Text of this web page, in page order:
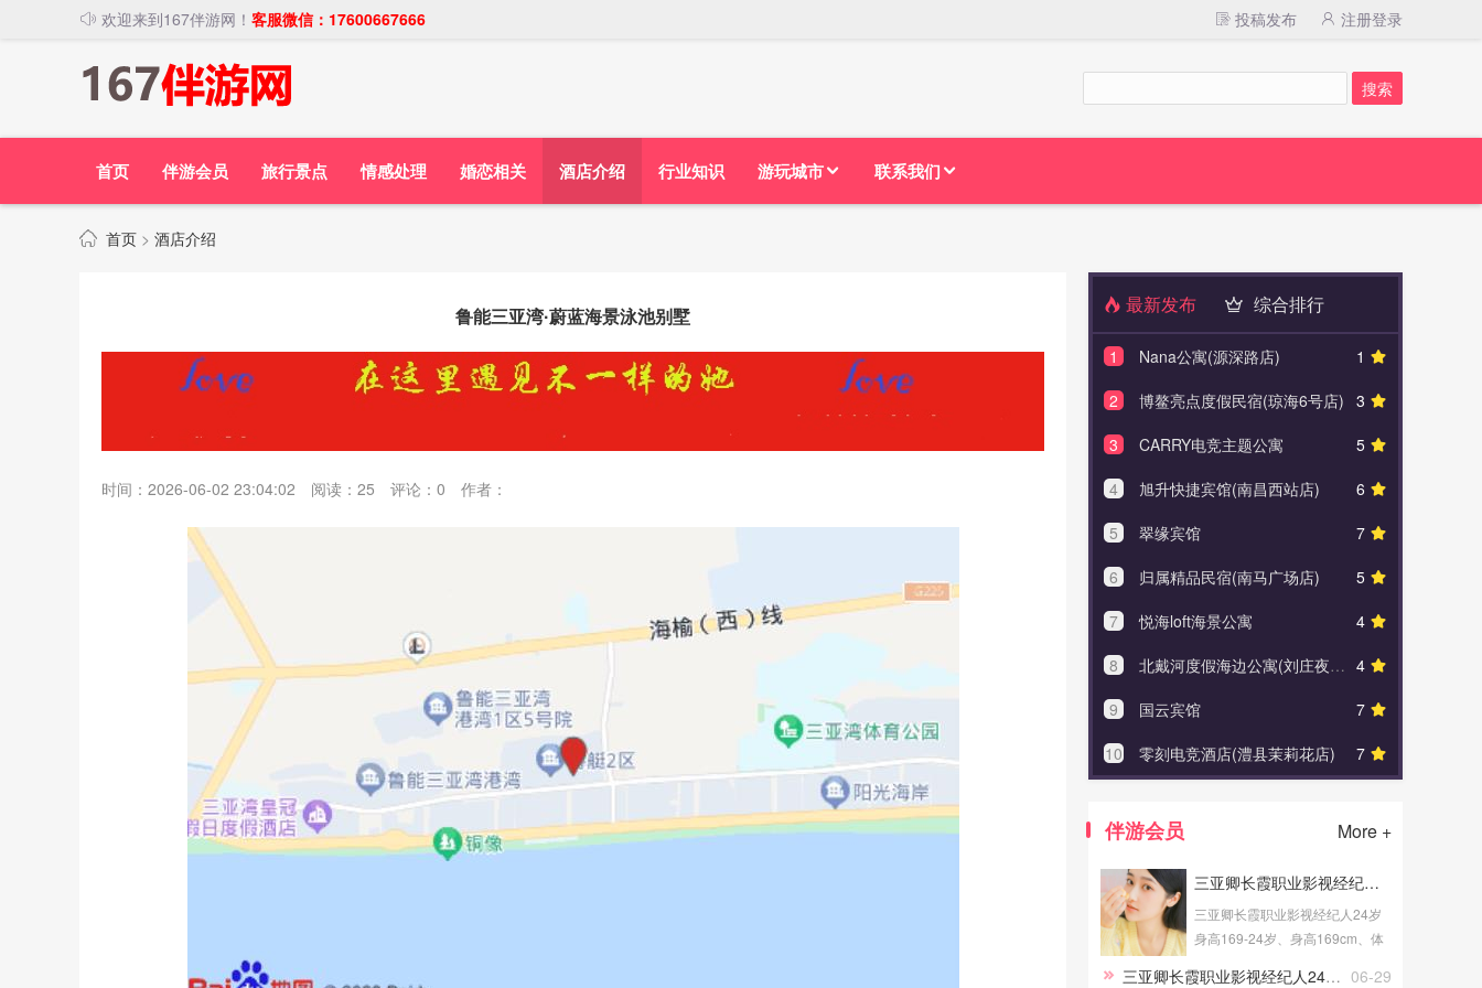
欢迎来到167伴游网！ 客服微信：17600667666 投稿发布 注册登录
首页 伴游会员 旅行景点 情感处理 婚恋相关 酒店介绍 行业知识 游玩城市 联系我们
首页 > 酒店介绍
鲁能三亚湾·蔚蓝海景泳池别墅
时间：2026-06-02 23:04:02 阅读： 25 评论： 0 作者：
最新发布 综合排行
1
1
Nana公寓(源深路店)
3
2
博鳌亮点度假民宿(琼海6号店)
5
3
CARRY电竞主题公寓
6
4
旭升快捷宾馆(南昌西站店)
7
5
翠缘宾馆
5
6
归属精品民宿(南马广场店)
4
7
悦海loft海景公寓
4
8
北戴河度假海边公寓(刘庄夜市店)
7
9
国云宾馆
7
10 零刻电竞酒店(澧县茉莉花店)
伴游会员 More +
三亚卿长霞职业影视经纪人24岁身高169
三亚卿长霞职业影视经纪人24岁
身高169-24岁、身高169cm、体
06-29
三亚卿长霞职业影视经纪人24岁身高169